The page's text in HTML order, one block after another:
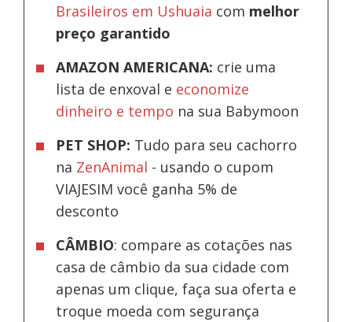
Brasileiros em Ushuaia com melhor
preço garantido
AMAZON AMERICANA: crie uma
lista de enxoval e economize
dinheiro e tempo na sua Babymoon
PET SHOP: Tudo para seu cachorro
na ZenAnimal - usando o cupom
VIAJESIM você ganha 5% de
desconto
CÂMBIO: compare as cotações nas
casa de câmbio da sua cidade com
apenas um clique, faça sua oferta e
troque moeda com segurança